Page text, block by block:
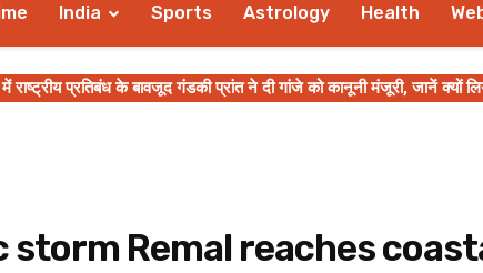
India Sports Astrology Health
राष्ट्रीय प्रतिबंध के बावजूद गंडकी प्रांत ने दी गांजे को कानूनी मंजूरी, जानें क्यों
storm Remal reaches